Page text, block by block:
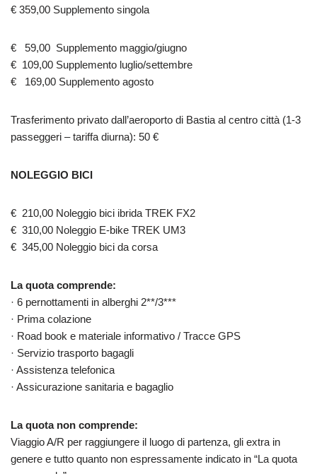
€ 359,00 Supplemento singola
€ 59,00 Supplemento maggio/giugno
€ 109,00 Supplemento luglio/settembre
€ 169,00 Supplemento agosto
Trasferimento privato dall’aeroporto di Bastia al centro città (1-3
passeggeri – tariffa diurna): 50 €
NOLEGGIO BICI
€ 210,00 Noleggio bici ibrida TREK FX2
€ 310,00 Noleggio E-bike TREK UM3
€ 345,00 Noleggio bici da corsa
La quota comprende:
· 6 pernottamenti in alberghi 2**/3***
· Prima colazione
· Road book e materiale informativo / Tracce GPS
· Servizio trasporto bagagli
· Assistenza telefonica
· Assicurazione sanitaria e bagaglio
La quota non comprende:
Viaggio A/R per raggiungere il luogo di partenza, gli extra in
genere e tutto quanto non espressamente indicato in “La quota